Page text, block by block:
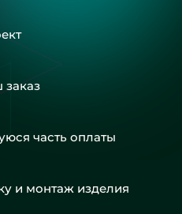
заказ
часть оплаты
и монтаж изделия